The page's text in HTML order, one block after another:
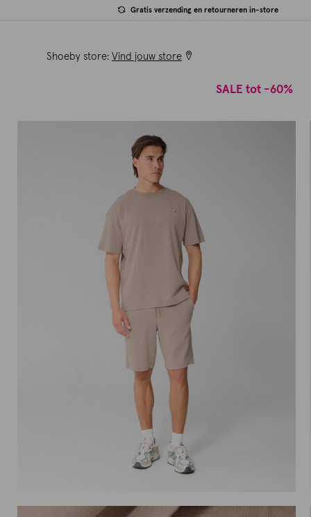
Gratis verzending en retourneren in-store
Shoeby store: Vind jouw store
SALE tot -60%